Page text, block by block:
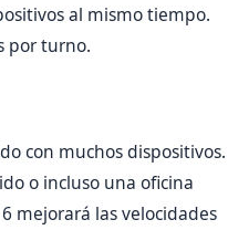
al mismo tiempo.
por turno.
con muchos dispositivos.
o incluso una oficina
mejorará las velocidades